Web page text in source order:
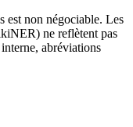
est non négociable. Les
ne reflètent pas
abréviations